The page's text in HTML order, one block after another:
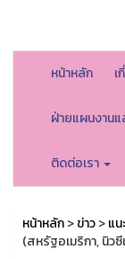
หน้าหลัก เ
ฝ่ายแผนงาน
ติดต่อเรา
หน้าหลัก>ข่าว>แ
(สหรัฐอเมริกา, นิว